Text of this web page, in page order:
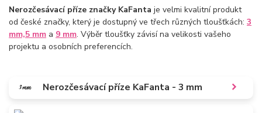
Nerozčesávací příze značky KaFanta je velmi kvalitní produkt
od české značky, který je dostupný ve třech různých tloušťkách: 3
mm,5 mm a 9 mm. Výběr tloušťky závisí na velikosti vašeho
projektu a osobních preferencích.
Nerozčesávací příze KaFanta - 3 mm